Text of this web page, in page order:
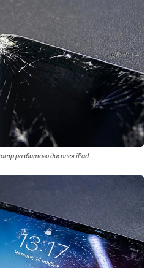
разбитого дисплея iPad.